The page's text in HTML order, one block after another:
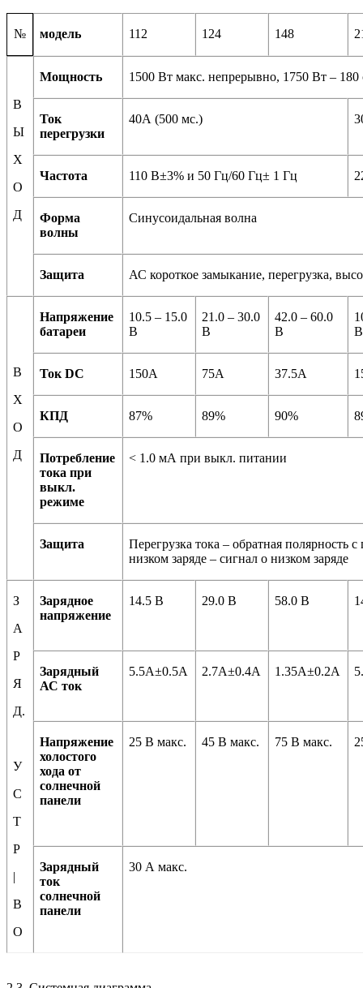
№ модель 112 124 148
В
Ы
Х
О
Д
Мощность 1500 Вт макс. непрерывно, 1750 Вт – 180
Ток
перегрузки
40А (500 мс.)
Частота 110 В±3% и 50 Гц/60 Гц± 1 Гц
Форма
волны
Синусоидальная волна
Защита АС короткое замыкание, перегрузка,
В
Х
О
Д
Напряжение
батареи
10.5 – 15.0
В
21.0 – 30.0
В
42.0 – 60.0
В
В
ТокDC 150А 75А 37.5А
КПД 87% 89% 90%
Потребление
тока при
выкл.
режиме
< 1.0 мА при выкл. питании
Защита
Перегрузка тока – обратная полярность
низком заряде – сигнал о низком заряде
З
А
Р
Я
Д.
У
С
Т
Р
|
В
О
Зарядное
напряжение
14.5 В 29.0 В 58.0 В
Зарядный
АС ток
5.5А±0.5А 2.7А±0.4А 1.35А±0.2А
Напряжение
холостого
хода от
солнечной
панели
25 В макс. 45 В макс. 75 В макс.
Зарядный
ток
солнечной
панели
30 А макс.